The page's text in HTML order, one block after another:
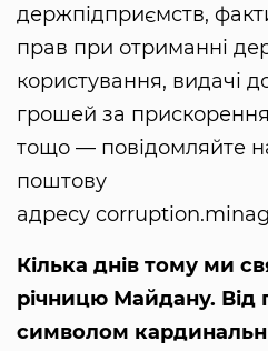
держпідприємств,
прав при отриманні
користування, видачі
грошей за
тощо — повідомляйте
поштову
адресу
Кілька днів тому ми
річницю Майдану. Від
символом